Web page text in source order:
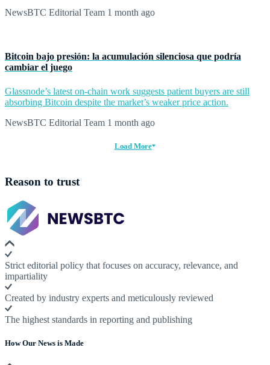
NewsBTC Editorial Team 1 month ago
Bitcoin bajo presión: la acumulación silenciosa que podría
cambiar el juego
Glassnode’s latest on-chain work suggests patient buyers are still
absorbing Bitcoin despite the market’s weaker price action.
NewsBTC Editorial Team 1 month ago
Load More
Reason to trust
Strict editorial policy that focuses on accuracy, relevance, and
impartiality
Created by industry experts and meticulously reviewed
The highest standards in reporting and publishing
How Our News is Made